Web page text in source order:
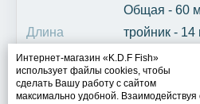
Интернет-магазин «K.D.F Fish»
использует файлы cookies, чтобы
сделать Вашу работу с сайтом
максимально удобной. Взаимодействуя
Длина
Общая - 60
тройник -
крючок
Рыба
Окунь,